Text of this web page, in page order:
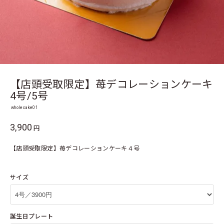
【店頭受取限定】苺デコレーションケーキ
4号/5号
wholecake01
3,900 円
【店頭受取限定】苺デコレーションケーキ４号
サイズ
誕生日プレート